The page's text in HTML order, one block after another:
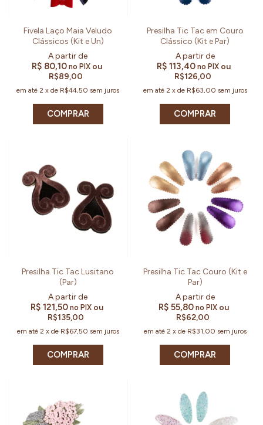
Fivela Laço Maia Veludo
Clássicos (Kit e Un)
R$ 80,10no PIX ou
R$89,00
em até2 xde R$44,50 sem juros
COMPRAR
Presilha Tic Tac em Couro
Clássico (Kit e Par)
R$ 113,40 no PIX ou
R$126,00
em até 2 x de R$63,00 sem juros
COMPRAR
Presilha Tic Tac Lusitano
(Par)
R$ 121,50no PIX ou
R$135,00
em até 2 x de R$67,50 sem juros
COMPRAR
Presilha Tic Tac Couro (Kit e
Par)
R$ 55,80 no PIX ou
R$62,00
em até 2 x de R$31,00 sem juros
COMPRAR